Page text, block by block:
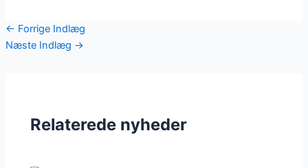
← Forrige Indlæg
Næste Indlæg →
Relaterede nyheder